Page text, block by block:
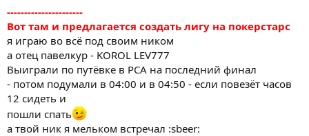
----------------------
Вот там и предлагается создать лигу на покерстарс
я играю во всё под своим ником
а отец павелкур - KOROL LEV777
Выиграли по путёвке в РСА на последний финал
- потом подумали в 04:00 и в 04:50 - если повезёт часов
12 сидеть и
пошли спать
а твой ник я мельком встречал :sbeer: